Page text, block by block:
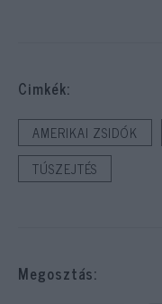
Cimkék:
AMERIKAI ZSIDÓK
TÚSZEJTÉS
Megosztás: